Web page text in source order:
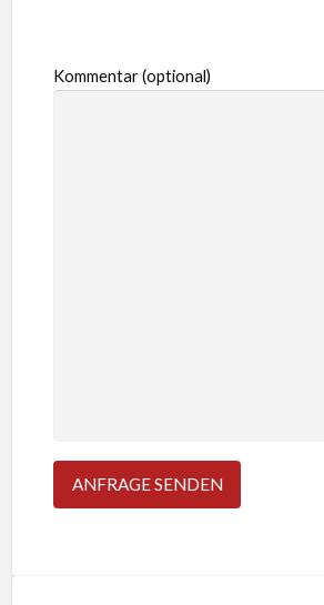
Kommentar (optional)